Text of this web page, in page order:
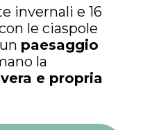
invernali e 16
le ciaspole
paesaggio
la
vera e propria